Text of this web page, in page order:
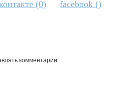
(0) facebook ()
комментарии.